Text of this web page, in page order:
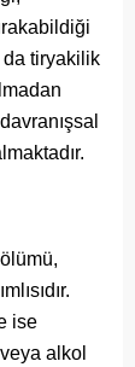
da tiryakilik
ise
alkol